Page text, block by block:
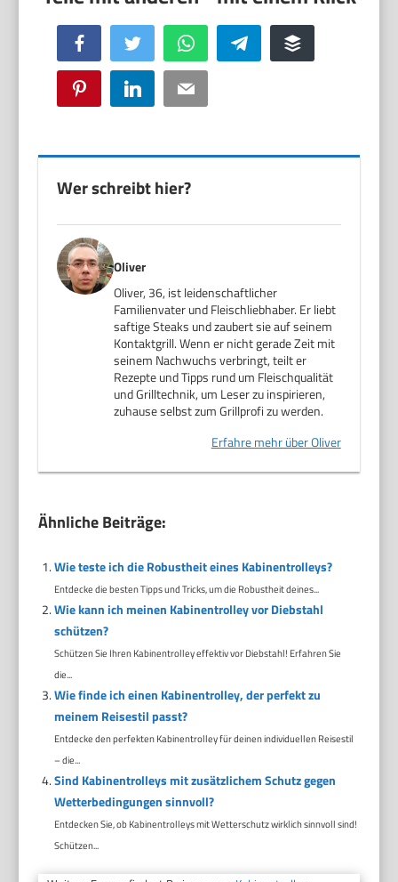
Facebook Twitter WhatsApp Telegram Buffer
Pinterest LinkedIn Email
Wer schreibt hier?
Oliver
Oliver, 36, ist leidenschaftlicher
Familienvater und Fleischliebhaber. Er liebt
saftige Steaks und zaubert sie auf seinem
Kontaktgrill. Wenn er nicht gerade Zeit mit
seinem Nachwuchs verbringt, teilt er
Rezepte und Tipps rund um Fleischqualität
und Grilltechnik, um Leser zu inspirieren,
zuhause selbst zum Grillprofi zu werden.
Erfahre mehr über Oliver
Ähnliche Beiträge:
Wie teste ich die Robustheit eines Kabinentrolleys?
Entdecke die besten Tipps und Tricks, um die Robustheit deines...
Wie kann ich meinen Kabinentrolley vor Diebstahl
schützen?
Schützen Sie Ihren Kabinentrolley effektiv vor Diebstahl! Erfahren Sie
die...
Wie finde ich einen Kabinentrolley, der perfekt zu
meinem Reisestil passt?
Entdecke den perfekten Kabinentrolley für deinen individuellen Reisestil
– die...
Sind Kabinentrolleys mit zusätzlichem Schutz gegen
Wetterbedingungen sinnvoll?
Entdecken Sie, ob Kabinentrolleys mit Wetterschutz wirklich sinnvoll sind!
Schützen...